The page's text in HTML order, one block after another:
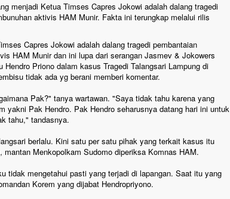
menjadi Ketua Timses Capres Jokowi adalah dalang tragedi
aktivis HAM Munir. Fakta ini terungkap melalui rilis
Capres Jokowi adalah dalang tragedi pembantaian
HAM Munir dan ini lupa dari serangan Jasmev & Jokowers
Priono dalam kasus Tragedi Talangsari Lampung di
tidak ada yg berani memberi komentar.
Pak?" tanya wartawan. "Saya tidak tahu karena yang
yakni Pak Hendro. Pak Hendro seharusnya datang hari ini untuk
tahu," tandasnya.
berlalu. Kini satu per satu pihak yang terkait kasus itu
Menkopolkam Sudomo diperiksa Komnas HAM.
tidak mengetahui pasti yang terjadi di lapangan. Saat itu yang
Korem yang dijabat Hendropriyono.